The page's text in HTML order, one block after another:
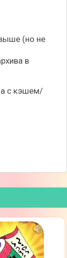
(но не
в
с кэшем/